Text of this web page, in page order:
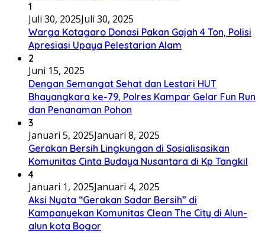
1
Juli 30, 2025Juli 30, 2025
Warga Kotagaro Donasi Pakan Gajah 4 Ton, Polisi
Apresiasi Upaya Pelestarian Alam
2
Juni 15, 2025
Dengan Semangat Sehat dan Lestari HUT
Bhayangkara ke-79, Polres Kampar Gelar Fun Run
dan Penanaman Pohon
3
Januari 5, 2025Januari 8, 2025
Gerakan Bersih Lingkungan di Sosialisasikan
Komunitas Cinta Budaya Nusantara di Kp Tangkil
4
Januari 1, 2025Januari 4, 2025
Aksi Nyata “Gerakan Sadar Bersih” di
Kampanyekan Komunitas Clean The City di Alun-
alun kota Bogor